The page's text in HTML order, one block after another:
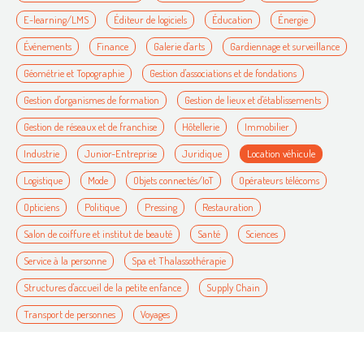
E-learning/LMS Éditeur de logiciels Éducation Énergie
Événements Finance Galerie d'arts Gardiennage et surveillance
Géométrie et Topographie Gestion d'associations et de fondations
Gestion d'organismes de formation Gestion de lieux et d'établissements
Gestion de réseaux et de franchise Hôtellerie Immobilier
Industrie Junior-Entreprise Juridique Location véhicule
Logistique Mode Objets connectés/IoT Opérateurs télécoms
Opticiens Politique Pressing Restauration
Salon de coiffure et institut de beauté Santé Sciences
Service à la personne Spa et Thalassothérapie
Structures d'accueil de la petite enfance Supply Chain
Transport de personnes Voyages